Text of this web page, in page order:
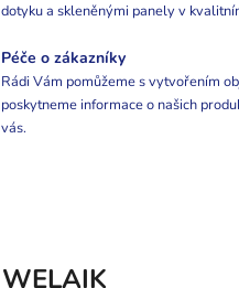
dotyku a skleněnými panely v
Péče o zákazníky
Rádi Vám pomůžeme s vytvořením
poskytneme informace o našich
vás.
WELAIK